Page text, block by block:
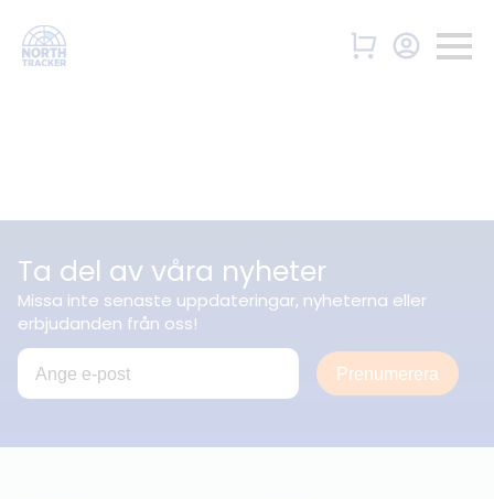
Ta del av våra nyheter
Missa inte senaste uppdateringar, nyheterna eller
erbjudanden från oss!
Prenumerera